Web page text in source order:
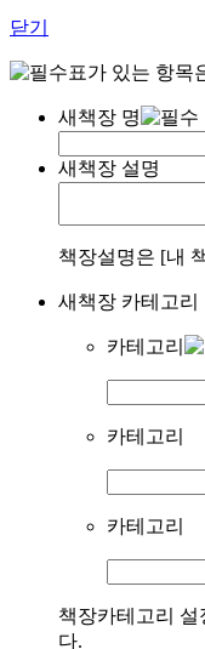
닫기
표가 있는 항목
새책장 명
새책장 설명
책장설명은 [내
새책장 카테고리
카테고리
카테고리
카테고리
책장카테고리 설
다.